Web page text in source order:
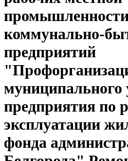
коммунально-
предприятий
муниципального
предприятия по
эксплуатации
фонда